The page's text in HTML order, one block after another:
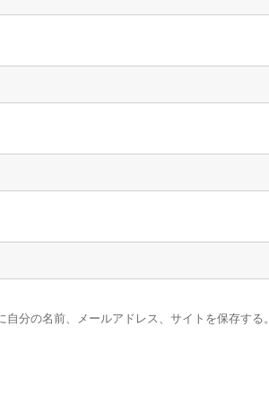
分の名前、メールアドレス、サイトを保存する。